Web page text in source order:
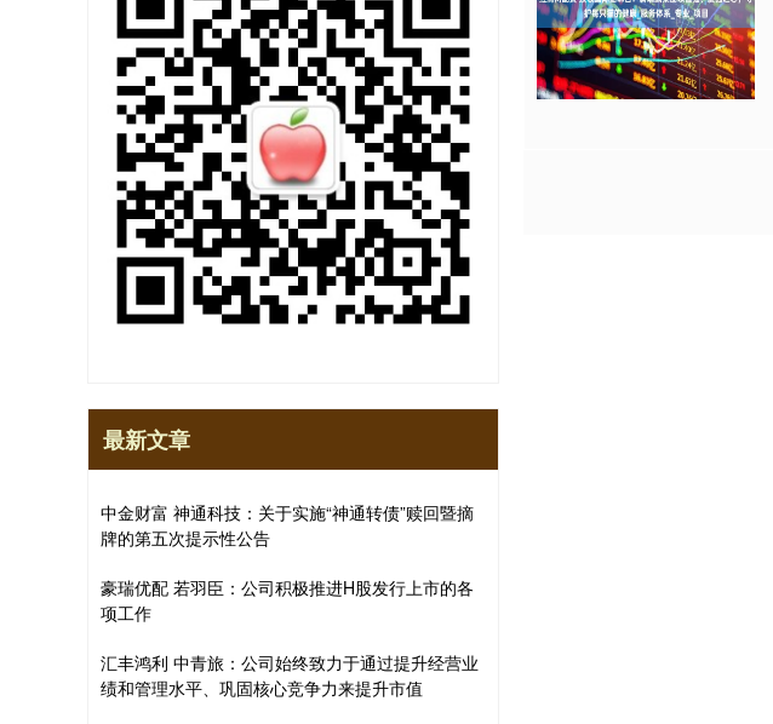
最新文章
中金财富 神通科技：关于实施“神通转债”赎回暨摘
牌的第五次提示性公告
豪瑞优配 若羽臣：公司积极推进H股发行上市的各
项工作
汇丰鸿利 中青旅：公司始终致力于通过提升经营业
绩和管理水平、巩固核心竞争力来提升市值